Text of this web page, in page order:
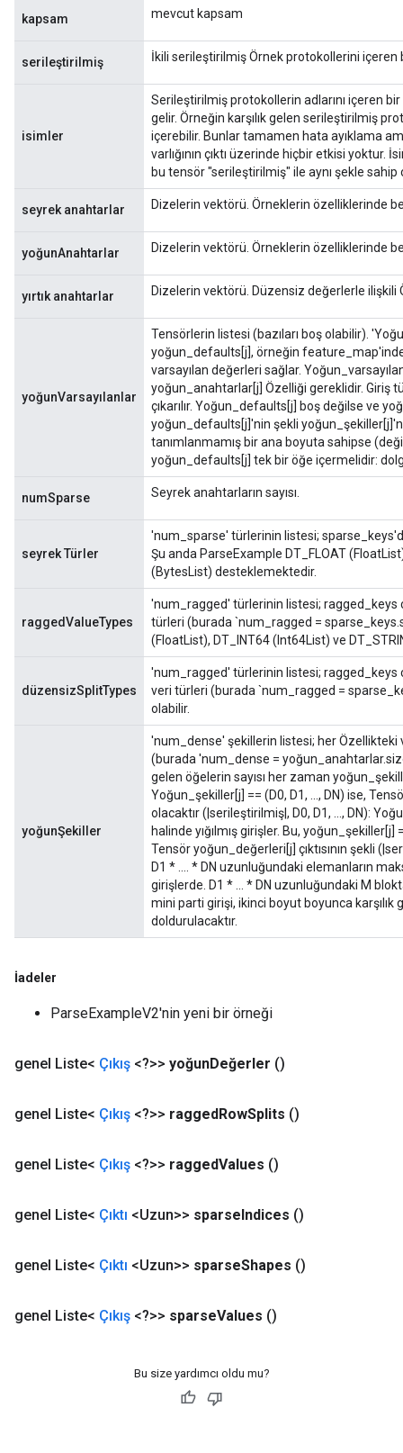
kapsam mevcut kapsam
serileştirilmiş İkili serileştirilmiş Örnek protokollerini içeren
isimler
Serileştirilmiş protokollerin adlarını içeren
gelir. Örneğin karşılık gelen serileştirilmiş
içerebilir. Bunlar tamamen hata ayıklama
varlığının çıktı üzerinde hiçbir etkisi yoktur.
bu tensör "serileştirilmiş" ile aynı şekle sahip
seyrek anahtarlar Dizelerin vektörü. Örneklerin özelliklerinde
yoğunAnahtarlar Dizelerin vektörü. Örneklerin özelliklerinde
yırtık anahtarlar Dizelerin vektörü. Düzensiz değerlerle
yoğunVarsayılanlar
Tensörlerin listesi (bazıları boş olabilir).
yoğun_defaults[j], örneğin
varsayılan değerleri sağlar.
yoğun_anahtarlar[j] Özelliği gereklidir. Giriş
çıkarılır. Yoğun_defaults[j] boş değilse ve
yoğun_defaults[j]'nin şekli
tanımlanmamış bir ana boyuta sahipse
yoğun_defaults[j] tek bir öğe içermelidir:
numSparse Seyrek anahtarların sayısı.
seyrek Türler
'num_sparse' türlerinin listesi;
Şu anda ParseExample DT_FLOAT
(BytesList) desteklemektedir.
raggedValueTypes
'num_ragged' türlerinin listesi; ragged_keys
türleri (burada `num_ragged =
(FloatList), DT_INT64 (Int64List) ve
düzensizSplitTypes
'num_ragged' türlerinin listesi;
veri türleri (burada `num_ragged =
olabilir.
yoğunŞekiller
'num_dense' şekillerin listesi; her
(burada 'num_dense =
gelen öğelerin sayısı her zaman
Yoğun_şekiller[j] == (D0, D1, ..., DN) ise,
olacaktır (|serileştirilmiş|, D0, D1, ..., DN):
halinde yığılmış girişler. Bu,
Tensör yoğun_değerleri[j] çıktısının şekli
D1 * .... * DN uzunluğundaki elemanların
girişlerde. D1 * ... * DN uzunluğundaki M
mini parti girişi, ikinci boyut boyunca
doldurulacaktır.
İadeler
ParseExampleV2'nin yeni bir örneği
genel Liste< Çıkış <?>> yoğunDeğerler ()
genel Liste< Çıkış <?>> raggedRowSplits ()
genel Liste< Çıkış <?>> raggedValues ​​()
genel Liste< Çıktı <Uzun>> sparseIndices ()
genel Liste< Çıktı <Uzun>> sparseShapes ()
genel Liste< Çıkış <?>> sparseValues ​​()
Bu size yardımcı oldu mu?